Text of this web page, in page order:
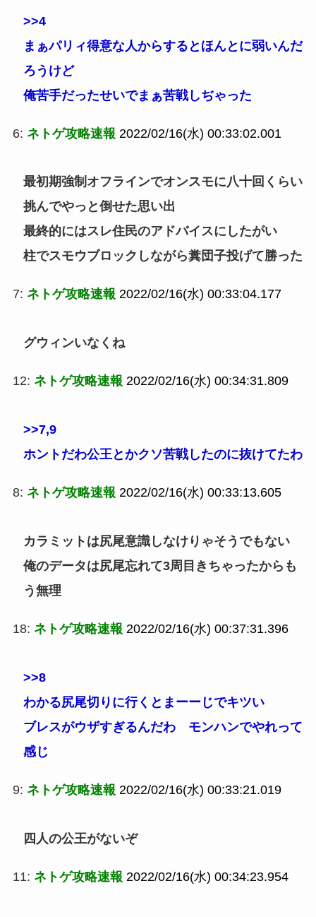
>>4
まぁパリィ得意な人からするとほんとに弱いんだ
ろうけど
俺苦手だったせいでまぁ苦戦しぢゃった
6: ネトゲ攻略速報 2022/02/16(水) 00:33:02.001
最初期強制オフラインでオンスモに八十回くらい
挑んでやっと倒せた思い出
最終的にはスレ住民のアドバイスにしたがい
柱でスモウブロックしながら糞団子投げて勝った
7: ネトゲ攻略速報 2022/02/16(水) 00:33:04.177
グウィンいなくね
12: ネトゲ攻略速報 2022/02/16(水) 00:34:31.809
>>7,9
ホントだわ公王とかクソ苦戦したのに抜けてたわ
8: ネトゲ攻略速報 2022/02/16(水) 00:33:13.605
カラミットは尻尾意識しなけりゃそうでもない
俺のデータは尻尾忘れて3周目きちゃったからも
う無理
18: ネトゲ攻略速報 2022/02/16(水) 00:37:31.396
>>8
わかる尻尾切りに行くとまーーじでキツい
ブレスがウザすぎるんだわ モンハンでやれって
感じ
9: ネトゲ攻略速報 2022/02/16(水) 00:33:21.019
四人の公王がないぞ
11: ネトゲ攻略速報 2022/02/16(水) 00:34:23.954